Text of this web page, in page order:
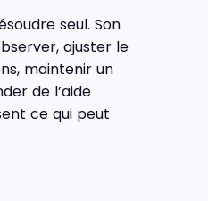
seul. Son
ajuster le
maintenir un
de l’aide
ce qui peut